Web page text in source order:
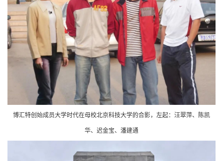
博汇特创始成员大学时代在母校北京科技大学的合影，左起：汪翠萍、陈凯
华、迟金宝、潘建通